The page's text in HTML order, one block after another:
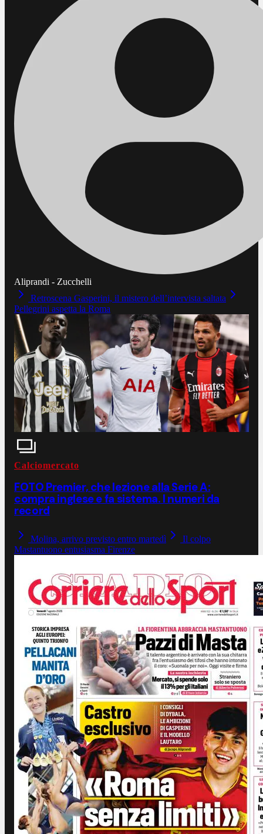
Aliprandi - Zucchelli
Retroscena Gasperini, il mistero dell’intervista saltata
Pellegrini aspetta la Roma
Calciomercato
FOTO Premier, che lezione alla Serie A:
compra inglese e fa sistema. I numeri da
record
Molina, arrivo previsto entro martedì
Il colpo
Mastantuono entusiasma Firenze